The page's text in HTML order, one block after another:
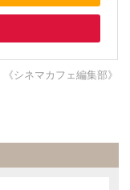
《シネマカフェ編集部》